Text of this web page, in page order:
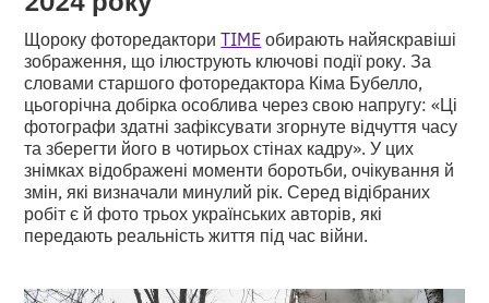
Щороку фоторедакториTIMEобирають найяскравіші
зображення, що ілюструють ключові події року. За
словами старшого фоторедактора Кіма Бубелло,
цьогорічна добірка особлива через свою напругу: «Ці
фотографи здатні зафіксувати згорнуте відчуття часу
та зберегти його в чотирьох стінах кадру». У цих
знімках відображені моменти боротьби, очікування й
змін, які визначали минулий рік. Серед відібраних
робіт є й фото трьох українських авторів, які
передають реальність життя під час війни.